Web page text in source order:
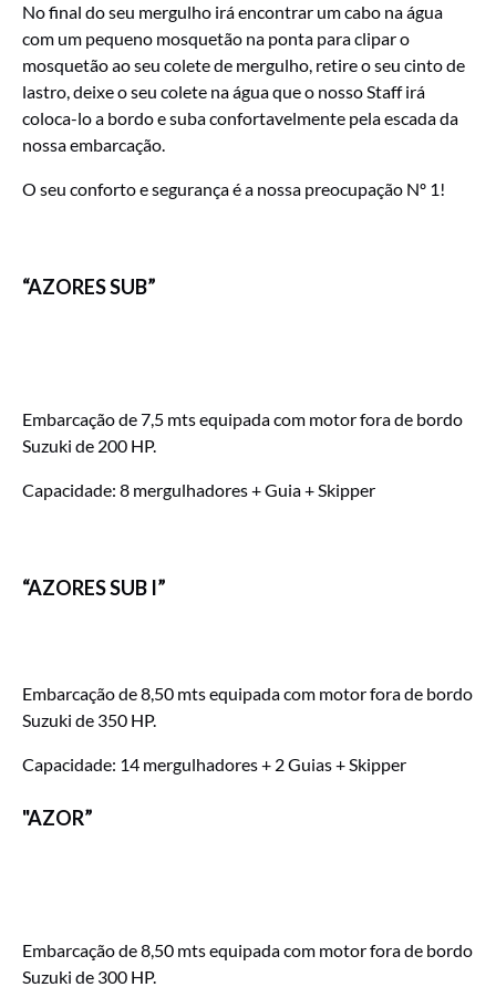
No final do seu mergulho irá encontrar um cabo na água
com um pequeno mosquetão na ponta para clipar o
mosquetão ao seu colete de mergulho, retire o seu cinto de
lastro, deixe o seu colete na água que o nosso Staff irá
coloca-lo a bordo e suba confortavelmente pela escada da
nossa embarcação.
O seu conforto e segurança é a nossa preocupação Nº 1!
“AZORES SUB”
Embarcação de 7,5 mts equipada com motor fora de bordo
Suzuki de 200 HP.
Capacidade: 8 mergulhadores + Guia + Skipper
“AZORES SUB I”
Embarcação de 8,50 mts equipada com motor fora de bordo
Suzuki de 350 HP.
Capacidade: 14 mergulhadores + 2 Guias + Skipper
"AZOR”
Embarcação de 8,50 mts equipada com motor fora de bordo
Suzuki de 300 HP.